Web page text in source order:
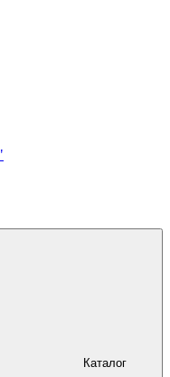
Каталог